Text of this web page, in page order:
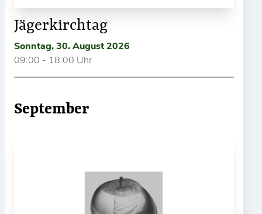
Jägerkirchtag
Sonntag, 30. August 2026
09:00 - 18:00 Uhr
September